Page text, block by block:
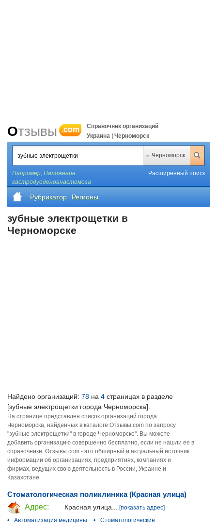
Отзывы .com
Справочник организаций
Украина | Черноморск
Черноморск
Например, Наложение
гастродуоденоанастомоза
Расширенный поиск
Рубрикатор Регионы
зубные электрощетки в
Черноморске
Найдено организаций: 78 на 4 страницах в разделе
[зубные электрощетки города Черноморска].
На странице представлен список организаций города
Черноморска, найденных в каталоге Отзывы.com по запросу
"зубные электрощетки" в городе Черноморске". Вы можете
добавить организацию совершенно бесплатно, если не нашли ее в
справочнике. Отзывы.com - это обширный и актуальный источник
информации об организациях, предприятиях, компаниях и
фирмах, ведущих свою деятельность в России, Украине и
Казахстане.
Стоматологическая поликлиника (Красная улица)
Адрес:
Красная улица...
[показать адрес]
•
Автоматизация медицины •
Стоматологические